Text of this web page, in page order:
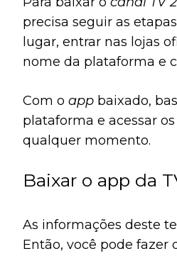
precisa seguir as
lugar, entrar nas lojas
nome da plataforma e
Com o app baixado,
plataforma e acessar
qualquer momento.
Baixar o app da
As informações deste
Então, você pode fazer